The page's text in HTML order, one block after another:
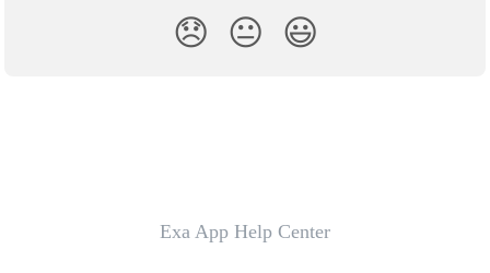
😞 😐 😃
Exa App Help Center